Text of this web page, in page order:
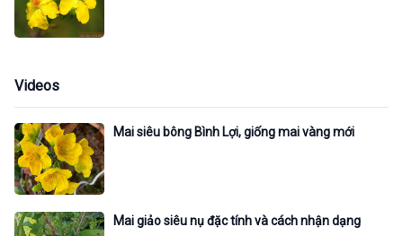
Videos
Mai siêu bông Bình Lợi, giống mai vàng mới
Mai giảo siêu nụ đặc tính và cách nhận dạng